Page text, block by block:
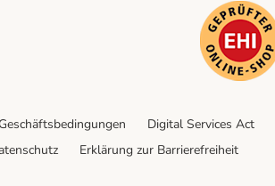
Method
Digital Services Act
Erklärung zur Barrierefreiheit